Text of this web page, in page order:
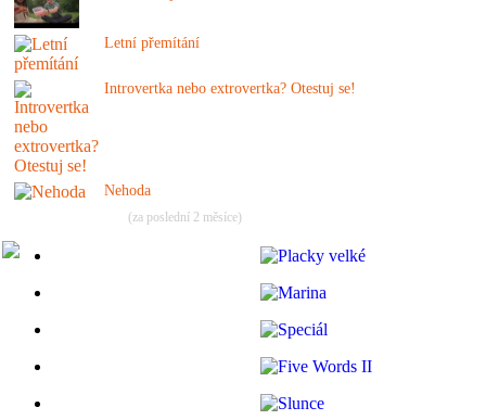
Letní přemítání
Introvertka nebo extrovertka? Otestuj se!
Nehoda
(za poslední 2 měsíce)